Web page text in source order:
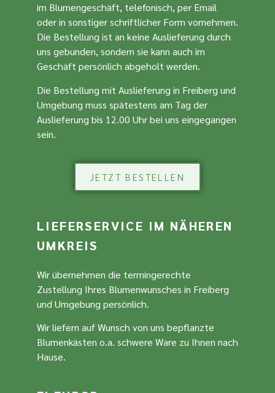
im Blumengeschäft, telefonisch, per Email
oder in sonstiger schriftlicher Form vornehmen.
Die Bestellung ist an keine Auslieferung durch
uns gebunden, sondern sie kann auch im
Geschäft persönlich abgeholt werden.
Die Bestellung mit Auslieferung in Freiberg und
Umgebung muss spätestens am Tag der
Auslieferung bis 12.00 Uhr bei uns eingegangen
sein.
JETZT BESTELLEN
LIEFERSERVICE IM NÄHEREN
UMKREIS
Wir übernehmen die termingerechte
Zustellung Ihres Blumenwunsches in Freiberg
und Umgebung persönlich.
Wir liefern auf Wunsch von uns bepflanzte
Blumenkästen o.a. schwere Ware zu Ihnen nach
Hause.